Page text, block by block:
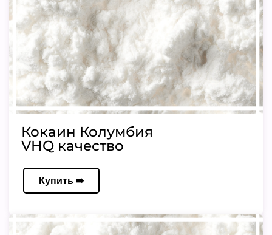
Кокаин Колумбия
VHQ качество
Купить ➠